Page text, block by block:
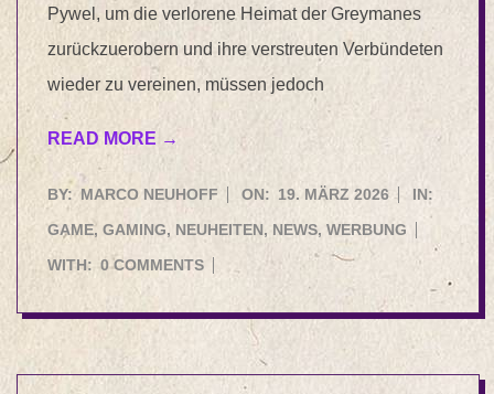
Pywel, um die verlorene Heimat der Greymanes
zurückzuerobern und ihre verstreuten Verbündeten
wieder zu vereinen, müssen jedoch
READ MORE →
2026-
03-
19
BY: MARCO NEUHOFF ON: 19. MÄRZ 2026 IN:
GAME,GAMING, NEUHEITEN, NEWS,WERBUNG
WITH: 0 COMMENTS